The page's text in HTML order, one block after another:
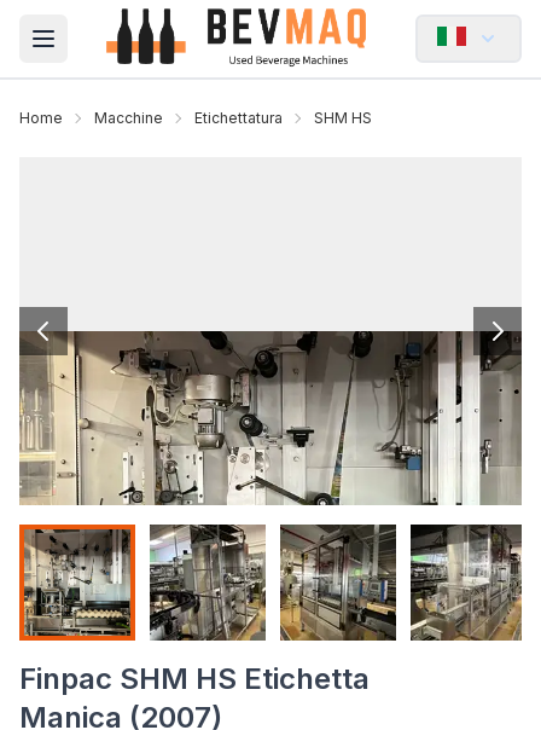
Open main menu
Home Macchine Etichettatura SHM HS
Finpac SHM HS Etichetta
Manica (2007)